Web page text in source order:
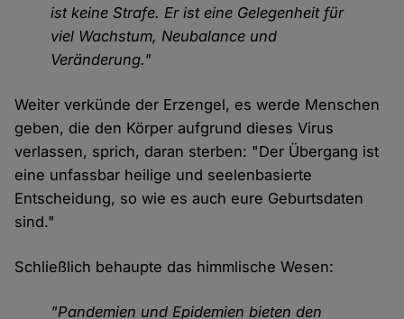
ist keine Strafe. Er ist eine Gelegenheit für
viel Wachstum, Neubalance und
Veränderung."
Weiter verkünde der Erzengel, es werde Menschen
geben, die den Körper aufgrund dieses Virus
verlassen, sprich, daran sterben: "Der Übergang ist
eine unfassbar heilige und seelenbasierte
Entscheidung, so wie es auch eure Geburtsdaten
sind."
Schließlich behaupte das himmlische Wesen:
"Pandemien und Epidemien bieten den